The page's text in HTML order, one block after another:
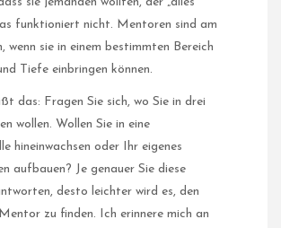
funktioniert nicht. Mentoren sind am
wenn sie in einem bestimmten Bereich
Tiefe einbringen können.
das: Fragen Sie sich, wo Sie in drei
wollen. Wollen Sie in eine
hineinwachsen oder Ihr eigenes
aufbauen? Je genauer Sie diese
desto leichter wird es, den
zu finden. Ich erinnere mich an